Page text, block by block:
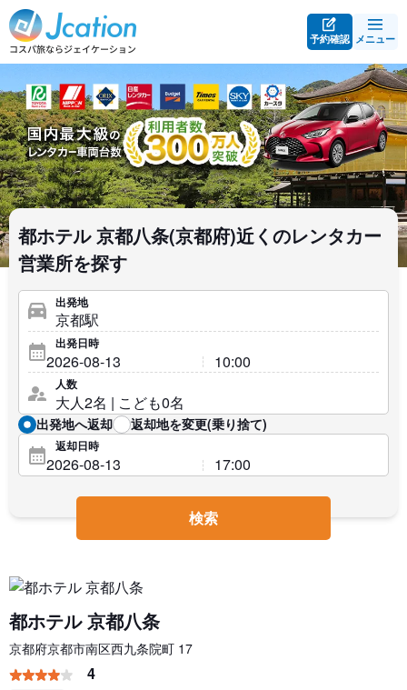
予約確認 メニュー
都ホテル 京都八条(京都府)近くのレンタカー
営業所を探す
出発地
出発日時
人数
出発地へ返却 返却地を変更(乗り捨て)
返却日時
検索
都ホテル 京都八条
京都府京都市南区西九条院町 17
4